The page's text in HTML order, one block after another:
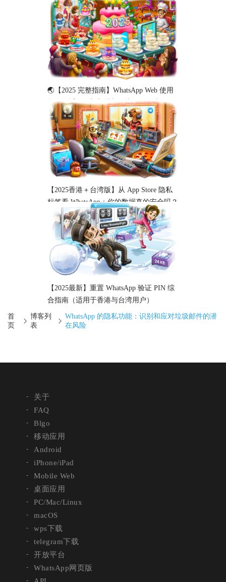
與工作協作必備！
🌏【2025 完整指南】WhatsApp Web 使用
教程（适用于新加坡与马来西亚用户）
【2025香港＋台湾版】从 App Store 隐私
标签看 WhatsApp：你的数据真的安全吗？
【2025最新】重置 WhatsApp 验证 PIN 综
合指南（适用于香港与台湾用户）
首
页
博客列
表
WhatsApp 的隐私功能：识别和应对垃圾邮件的潜
在风险
关于
FAQ
Blgo
移动应用
Android
iPhone/iPad
Mobile Web
桌面应用
PC/Mac/Linux
macOS
wps下载
telegram下载
开放平台
WhatsApp网页版